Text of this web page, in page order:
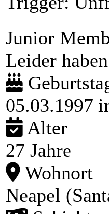
Junior
Leider
05.03.1997
Alter
27 Jahre
Wohnort
Neapel